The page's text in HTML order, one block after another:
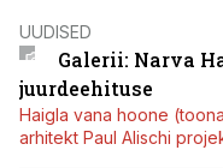
UUDISED
Galerii: Narva
juurdeehituse
Haigla vana hoone
arhitekt Paul Alischi